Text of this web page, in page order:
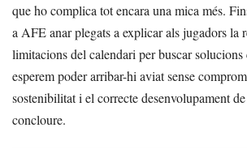
que ho complica tot encara una mica més.
a AFE anar plegats a explicar als jugadors la
limitacions del calendari per buscar solucions
esperem poder arribar-hi aviat sense
sostenibilitat i el correcte desenvolupament
concloure.